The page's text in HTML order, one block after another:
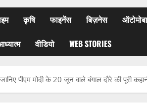
कृषि फाइनेंस बिज़नेस
वीडियो WEB STORIES
पीएम मोदी के 20 जून वाले बंगाल दौरे की पूरी